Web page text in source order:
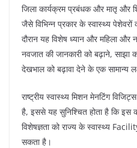
जिला कार्यक्रम प्रबंधक और मातृ और
जैसे विभिन्न प्रकार के स्वास्थ्य
दौरान यह विशेष ध्यान और महिला
नवजात की जानकारी को बढ़ाने,
देखभाल को बढ़ावा देने के एक सामान्य
राष्ट्रीय स्वास्थ्य मिशन मेनटिंग
है, इससे यह सुनिश्चित होता है कि इस
विशेषज्ञता को राज्य के स्वास्थ्य
सकता है।